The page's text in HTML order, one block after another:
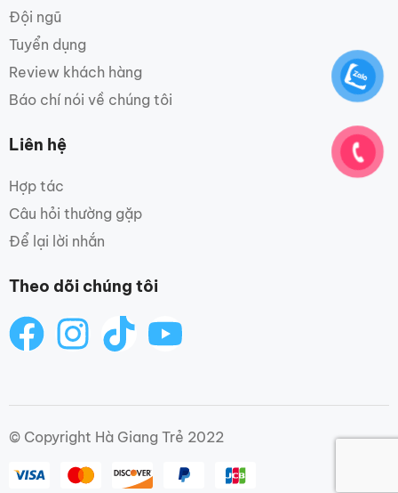
Đội ngũ
Tuyển dụng
Review khách hàng
Báo chí nói về chúng tôi
Liên hệ
Hợp tác
Câu hỏi thường gặp
Để lại lời nhắn
Theo dõi chúng tôi
© Copyright Hà Giang Trẻ 2022